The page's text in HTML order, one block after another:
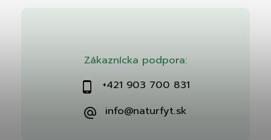
Zákaznícka podpora:
+421 903 700 831
info@naturfyt.sk